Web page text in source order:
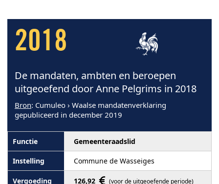
2018
De mandaten, ambten en beroepen
uitgeoefend door Anne Pelgrims in 2018
Bron: Cumuleo › Waalse mandatenverklaring
gepubliceerd in december 2019
Gemeenteraadslid
Commune de Wasseiges
126,92 (voor de uitgeoefende periode)